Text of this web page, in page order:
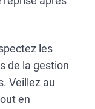
les
de la gestion
Veillez au
en